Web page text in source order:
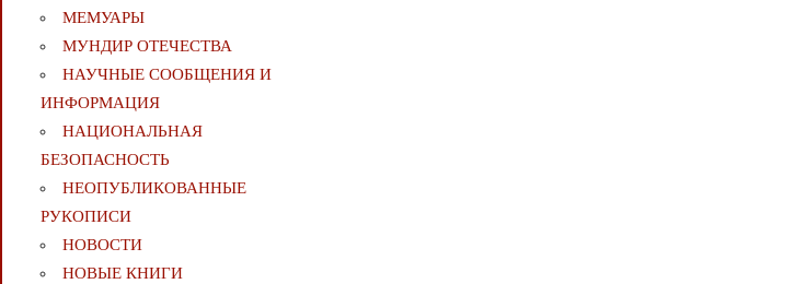
МЕМУАРЫ
МУНДИР ОТЕЧЕСТВА
НАУЧНЫЕ СООБЩЕНИЯ И
ИНФОРМАЦИЯ
НАЦИОНАЛЬНАЯ
БЕЗОПАСНОСТЬ
НЕОПУБЛИКОВАННЫЕ
РУКОПИСИ
НОВОСТИ
НОВЫЕ КНИГИ